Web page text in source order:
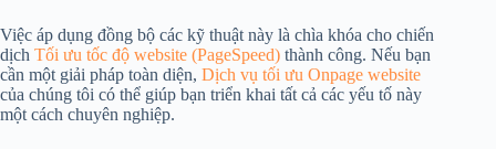
Việc áp dụng đồng bộ các kỹ thuật này là chìa khóa cho chiến
dịch Tối ưu tốc độ website (PageSpeed) thành công. Nếu bạn
cần một giải pháp toàn diện, Dịch vụ tối ưu Onpage website
của chúng tôi có thể giúp bạn triển khai tất cả các yếu tố này
một cách chuyên nghiệp.